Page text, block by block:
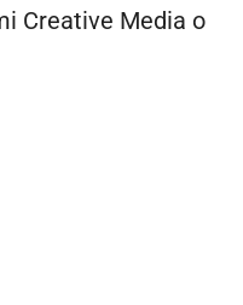
Creative Media o